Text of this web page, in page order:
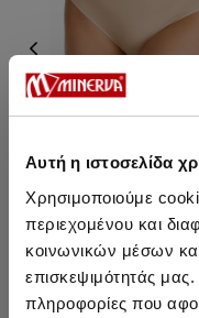
Αυτή η ιστοσελίδα
Χρησιμοποιούμε
περιεχομένου και
κοινωνικών μέσων
επισκεψιμότητάς
πληροφορίες που
Cotton Touch
Γυναικείο Brazil
14,30 €